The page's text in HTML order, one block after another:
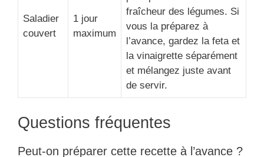
Saladier
couvert
1 jour
maximum
fraîcheur des légumes. Si
vous la préparez à
l’avance, gardez la feta et
la vinaigrette séparément
et mélangez juste avant
de servir.
Questions fréquentes
Peut-on préparer cette recette à l’avance ?